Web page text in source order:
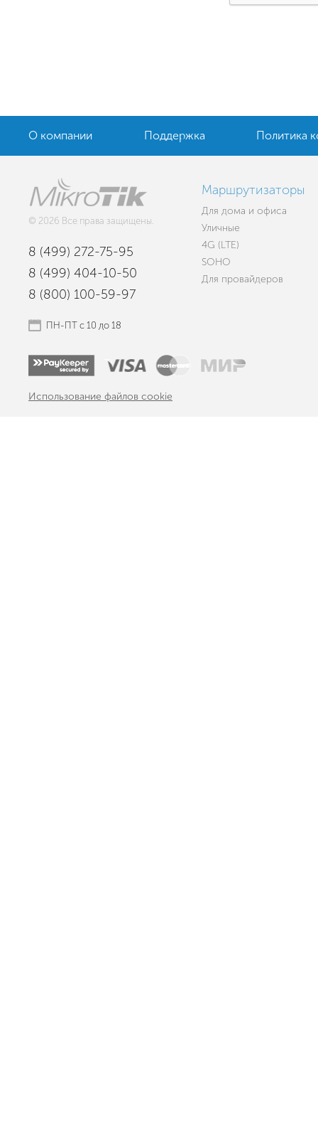
О компании Поддержка Политика
© 2026 Все права защищены.
8 (499) 272-75-95
8 (499) 404-10-50
8 (800) 100-59-97
ПН-ПТ с 10 до 18
Маршрутизаторы
Для дома и офиса
Уличные
4G (LTE)
SOHO
Для провайдеров
Использование файлов cookie